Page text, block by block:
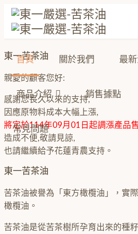
首頁 關於我們 最
商品介紹 銷售據點
常見問題
東一苦茶油
親愛的顧客您好:
感謝您長久以來的支持,
因應原物料成本大幅上漲,
將定於114年09月01日起調漲產品
造成不便,敬請見諒,
也請繼續給予花蓮青農支持。
東一苦茶油
苦茶油被譽為「東方橄欖油」，實
橄欖油。
苦茶油是從苦茶樹所孕育出來的種